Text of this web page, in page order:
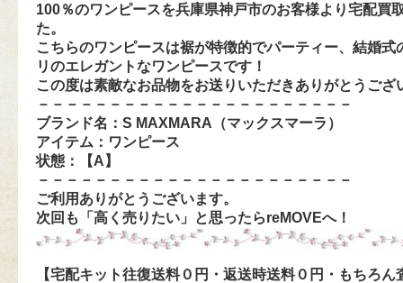
100％のワンピースを兵庫県神戸市のお客様より宅配買
た。
こちらのワンピースは裾が特徴的でパーティー、結婚式
リのエレガントなワンピースです！
この度は素敵なお品物をお送りいただきありがとうござ
－－－－－－－－－－－－－－－－－－－－－－
ブランド名：S MAXMARA（マックスマーラ）
アイテム：ワンピース
状態：【A 】
－－－－－－－－－－－－－－－－－－－－－－
ご利用ありがとうございます。
次回も「高く売りたい」と思ったらreMOVEへ！
【宅配キット往復送料０円・返送時送料０円・もちろん